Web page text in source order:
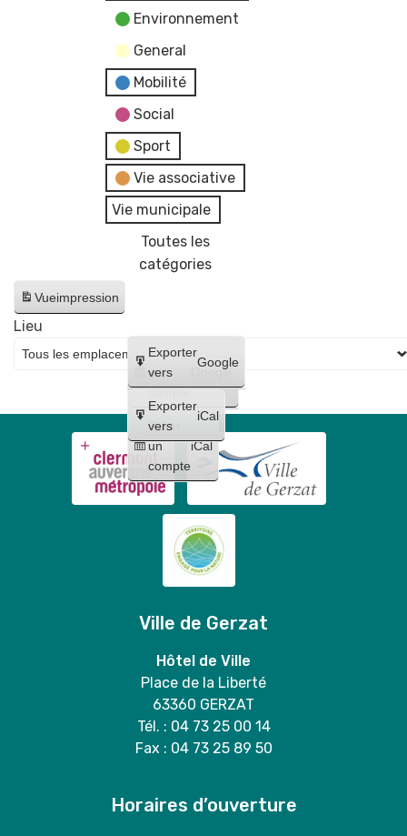
Environnement
General
Mobilité
Social
Sport
Vie associative
Vie municipale
Toutes les
catégories
Vueimpression
Créer
un
compte
Google
Créer
un
compte
iCal
Exporter
vers
Google
Exporter
vers
iCal
Lieu
Ville de Gerzat
Hôtel de Ville
Place de la Liberté
63360 GERZAT
Tél. : 04 73 25 00 14
Fax : 04 73 25 89 50
Horaires d’ouverture